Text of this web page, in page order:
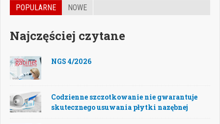
POPULARNE NOWE
Najczęściej czytane
NGS 4/2026
Codzienne szczotkowanie nie gwarantuje
skutecznego usuwania płytki nazębnej